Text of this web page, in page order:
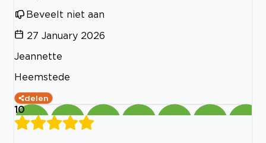
Beveelt niet aan
27 January 2026
Jeannette
Heemstede
delen
10